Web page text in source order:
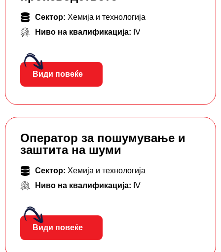
Сектор: Хемија и технологија
Ниво на квалификација: IV
Види повеќе
Оператор за пошумување и
заштита на шуми
Сектор: Хемија и технологија
Ниво на квалификација: IV
Види повеќе